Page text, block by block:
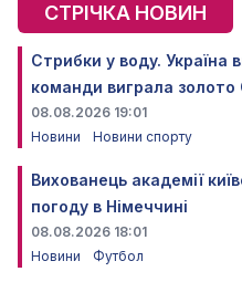
СТРІЧКА НОВИН
Стрибки у воду. Україна
команди виграла золото
08.08.2026 19:01
Новини
Новини спорту
Вихованець академії
погоду в Німеччині
08.08.2026 18:01
Новини
Футбол